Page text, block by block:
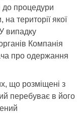
до процедури
території якої
випадку
Компанія
про одержання
що розміщені з
перебуває в його